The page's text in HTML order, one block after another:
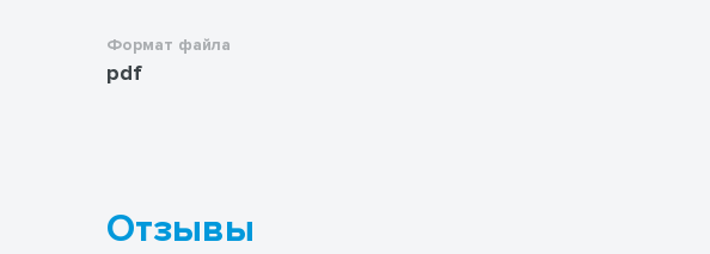
Формат файла
pdf
Отзывы